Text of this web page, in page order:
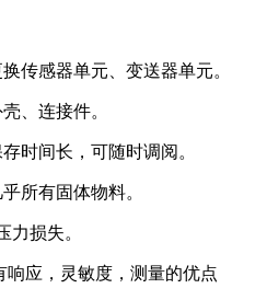
传感器单元、变送器单元。
、连接件。
时间长，可随时调阅。
所有固体物料。
力损失。
响应，灵敏度，测量的优点